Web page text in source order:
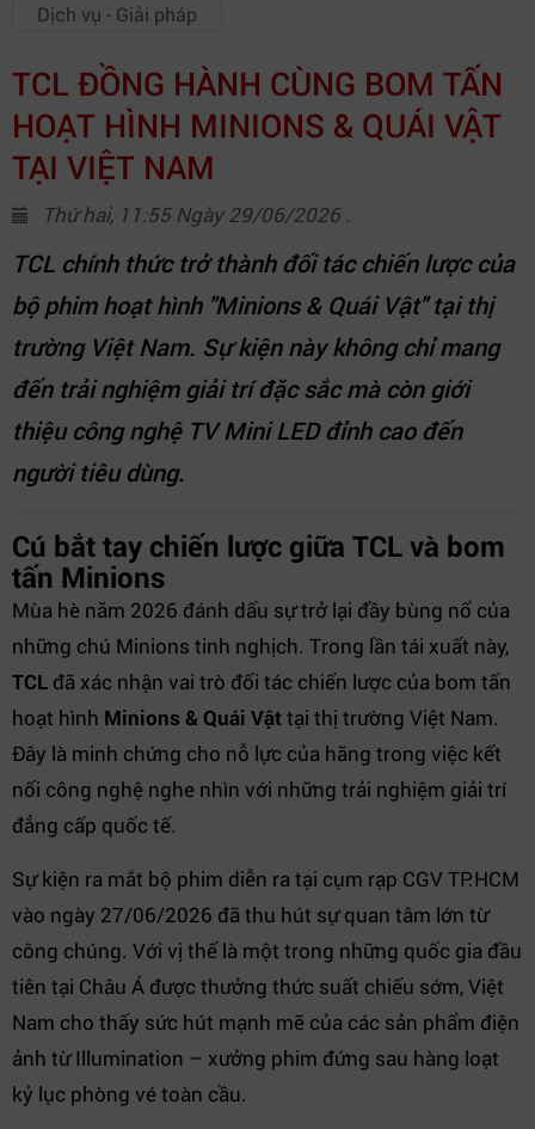
Dịch vụ - Giải pháp
TCL ĐỒNG HÀNH CÙNG BOM TẤN
HOẠT HÌNH MINIONS & QUÁI VẬT
TẠI VIỆT NAM
Thứ hai, 11:55 Ngày 29/06/2026 .
TCL chính thức trở thành đối tác chiến lược của
bộ phim hoạt hình "Minions & Quái Vật" tại thị
trường Việt Nam. Sự kiện này không chỉ mang
đến trải nghiệm giải trí đặc sắc mà còn giới
thiệu công nghệ TV Mini LED đỉnh cao đến
người tiêu dùng.
Cú bắt tay chiến lược giữa TCL và bom
tấn Minions
Mùa hè năm 2026 đánh dấu sự trở lại đầy bùng nổ của
những chú Minions tinh nghịch. Trong lần tái xuất này,
TCL đã xác nhận vai trò đối tác chiến lược của bom tấn
hoạt hình Minions & Quái Vậttại thị trường Việt Nam.
Đây là minh chứng cho nỗ lực của hãng trong việc kết
nối công nghệ nghe nhìn với những trải nghiệm giải trí
đẳng cấp quốc tế.
Sự kiện ra mắt bộ phim diễn ra tại cụm rạp CGV TP.HCM
vào ngày 27/06/2026 đã thu hút sự quan tâm lớn từ
công chúng. Với vị thế là một trong những quốc gia đầu
tiên tại Châu Á được thưởng thức suất chiếu sớm, Việt
Nam cho thấy sức hút mạnh mẽ của các sản phẩm điện
ảnh từ Illumination – xưởng phim đứng sau hàng loạt
kỷ lục phòng vé toàn cầu.